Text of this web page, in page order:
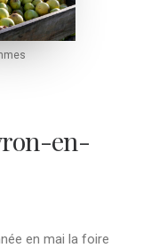
en-
en mai la foire